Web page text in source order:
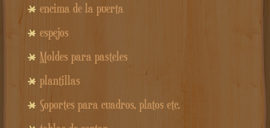
encima de la puerta
espejos
Moldes para pasteles
plantillas
Soportes para cuadros, platos etc.